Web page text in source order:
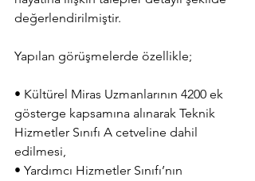
değerlendirilmiştir.
Yapılan görüşmelerde özellikle;
• Kültürel Miras Uzmanlarının 4200 ek
gösterge kapsamına alınarak Teknik
Hizmetler Sınıfı A cetveline dahil
edilmesi,
• Yardımcı Hizmetler Sınıfı’nın